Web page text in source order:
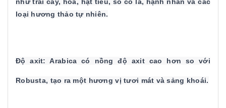
loại hương thảo tự nhiên.
Độ axit: Arabica có nồng độ axit cao hơn so với
Robusta, tạo ra một hương vị tươi mát và sảng khoái.